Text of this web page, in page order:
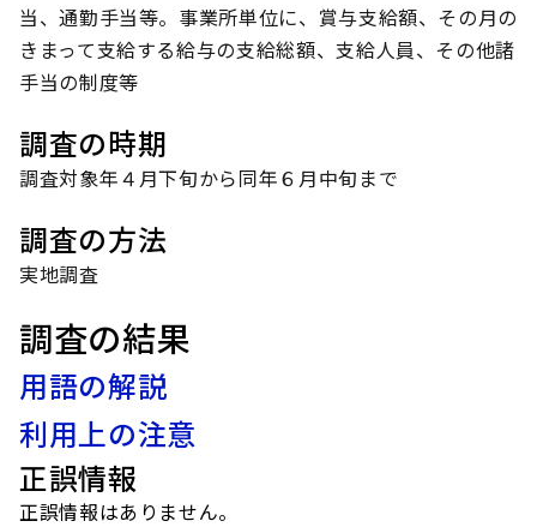
当、通勤手当等。事業所単位に、賞与支給額、その月の
きまって支給する給与の支給総額、支給人員、その他諸
手当の制度等
調査の時期
調査対象年４月下旬から同年６月中旬まで
調査の方法
実地調査
調査の結果
用語の解説
利用上の注意
正誤情報
正誤情報はありません。